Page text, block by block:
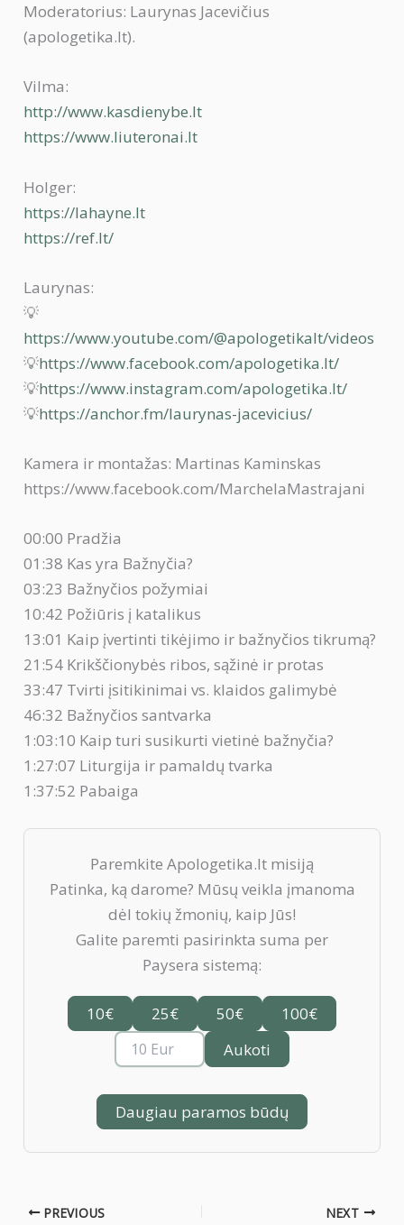
Moderatorius: Laurynas Jacevičius
(apologetika.lt).
Vilma:
http://www.kasdienybe.lt
https://www.liuteronai.lt
Holger:
https://lahayne.lt
https://ref.lt/
Laurynas:
💡
https://www.youtube.com/@apologetikalt/videos
💡https://www.facebook.com/apologetika.lt/
💡https://www.instagram.com/apologetika.lt/
💡https://anchor.fm/laurynas-jacevicius/
Kamera ir montažas: Martinas Kaminskas
https://www.facebook.com/MarchelaMastrajani
00:00 Pradžia
01:38 Kas yra Bažnyčia?
03:23 Bažnyčios požymiai
10:42 Požiūris į katalikus
13:01 Kaip įvertinti tikėjimo ir bažnyčios tikrumą?
21:54 Krikščionybės ribos, sąžinė ir protas
33:47 Tvirti įsitikinimai vs. klaidos galimybė
46:32 Bažnyčios santvarka
1:03:10 Kaip turi susikurti vietinė bažnyčia?
1:27:07 Liturgija ir pamaldų tvarka
1:37:52 Pabaiga
Paremkite Apologetika.lt misiją
Patinka, ką darome? Mūsų veikla įmanoma
dėl tokių žmonių, kaip Jūs!
Galite paremti pasirinkta suma per
Paysera sistemą:
10€ 25€ 50€
100€
Aukoti
Daugiau paramos būdų
PREVIOUS NEXT